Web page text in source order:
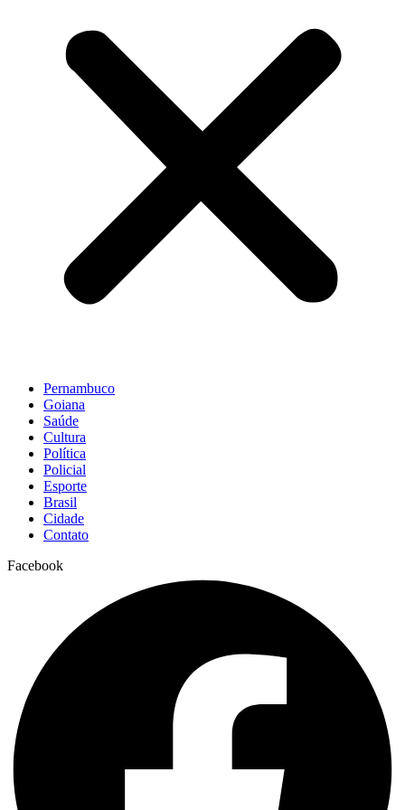
Pernambuco
Goiana
Saúde
Cultura
Política
Policial
Esporte
Brasil
Cidade
Contato
Facebook